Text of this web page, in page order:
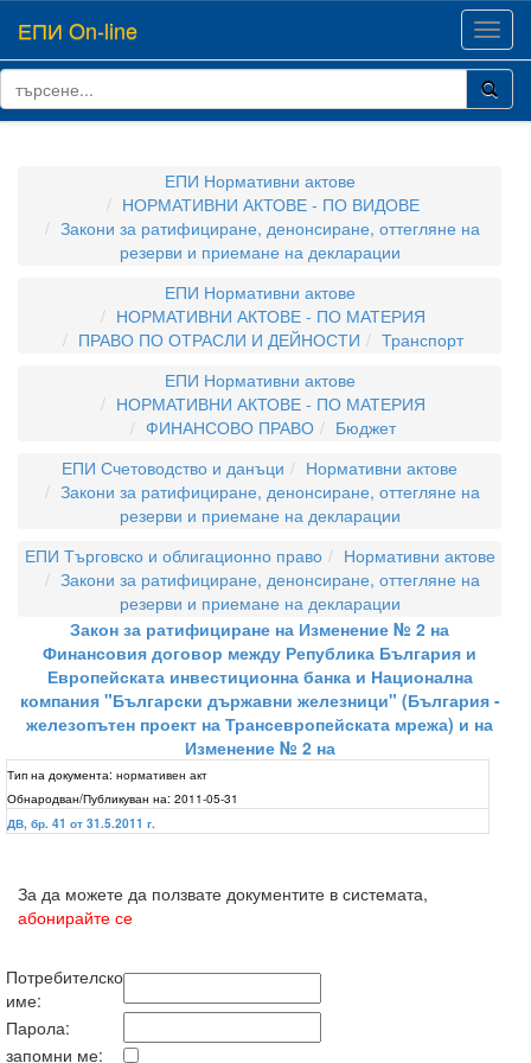
ЕПИ On-line
ЕПИ Нормативни актове
НОРМАТИВНИ АКТОВЕ - ПО ВИДОВЕ
Закони за ратифициране, денонсиране, оттегляне на
резерви и приемане на декларации
ЕПИ Нормативни актове
НОРМАТИВНИ АКТОВЕ - ПО МАТЕРИЯ
ПРАВО ПО ОТРАСЛИ И ДЕЙНОСТИ
Транспорт
ЕПИ Нормативни актове
НОРМАТИВНИ АКТОВЕ - ПО МАТЕРИЯ
ФИНАНСОВО ПРАВО
Бюджет
ЕПИ Счетоводство и данъци
Нормативни актове
Закони за ратифициране, денонсиране, оттегляне на
резерви и приемане на декларации
ЕПИ Търговско и облигационно право
Нормативни актове
Закони за ратифициране, денонсиране, оттегляне на
резерви и приемане на декларации
Закон за ратифициране на Изменение № 2 на
Финансовия договор между Република България и
Европейската инвестиционна банка и Национална
компания "Български държавни железници" (България -
железопътен проект на Трансевропейската мрежа) и на
Изменение № 2 на
Тип на документа: нормативен акт
Обнародван/Публикуван на: 2011-05-31
ДВ, бр. 41 от 31.5.2011 г.
За да можете да ползвате документите в системата,
абонирайте се
Потребителско
име:
Парола:
запомни ме: